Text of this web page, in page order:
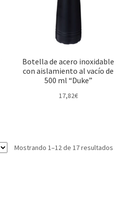
Botella de acero inoxidable
con aislamiento al vacío de
500 ml “Duke”
17,82€
Mostrando 1–12 de 17 resultados